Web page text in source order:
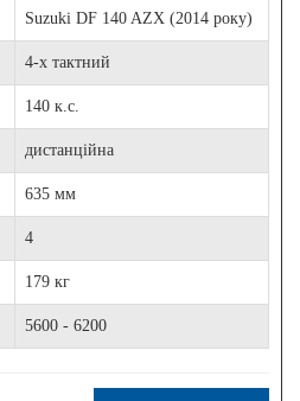
Suzuki DF 140 AZX (2014 року)
4-х тактний
140 к.с.
дистанційна
635 мм
4
179 кг
5600 - 6200